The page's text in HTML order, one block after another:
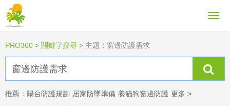
PRO360 > 關鍵字搜尋 > 主題：窗邊防護需求
推薦： 陽台防護規劃 居家防墜準備 養貓狗窗邊防護 更多 >